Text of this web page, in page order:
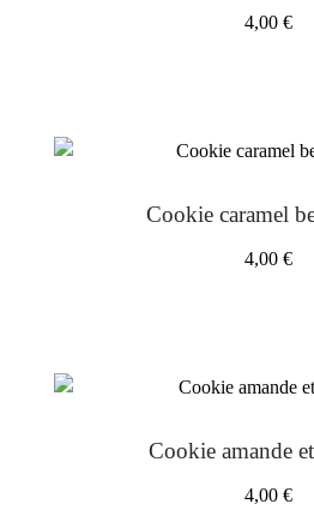
4,00 €
Cookie caramel
4,00 €
Cookie amande
4,00 €